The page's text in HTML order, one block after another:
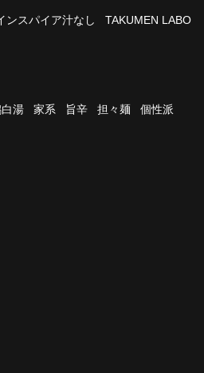
ンスパイア汁なし
TAKUMEN LABO
湯 家系 旨辛 担々麺
個性派